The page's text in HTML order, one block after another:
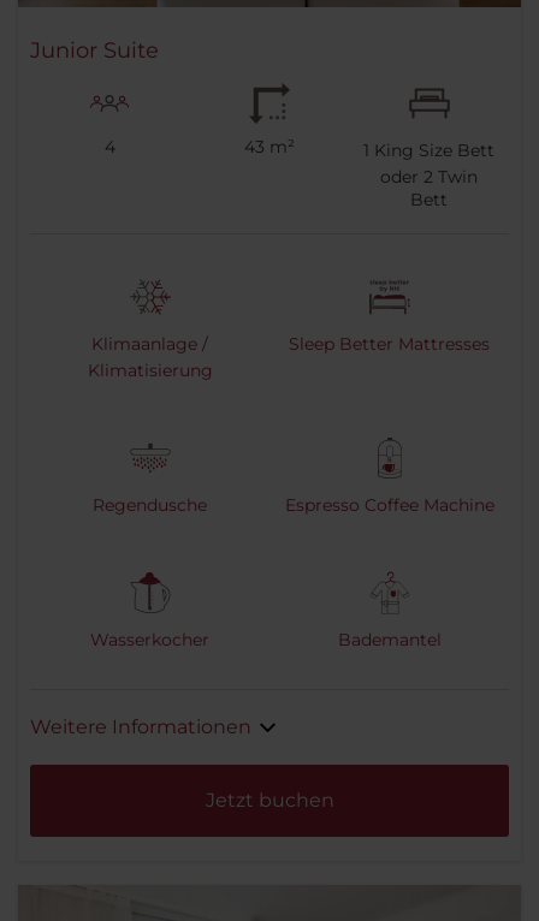
Junior Suite
4 43 m² 1 King Size Bett
oder2 Twin
Bett
Klimaanlage /
Klimatisierung
Sleep Better Mattresses
Regendusche Espresso Coffee Machine
Wasserkocher Bademantel
Weitere Informationen
Jetzt buchen